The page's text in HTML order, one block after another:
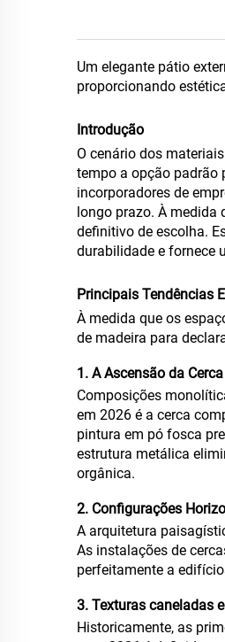
Um elegante pátio
proporcionando
Introdução
O cenário dos
tempo a opção padrão
incorporadores de
longo prazo. À medida
definitivo de escolha.
durabilidade e fornece
Principais Tendências
À medida que os
de madeira para
1. A Ascensão da
Composições
em 2026 é a cerca
pintura em pó fosca
estrutura metálica
orgânica.
2. Configurações
A arquitetura
As instalações de
perfeitamente a
3. Texturas caneladas
Historicamente, as